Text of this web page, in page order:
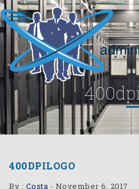
400DPILOGO
By : Costa - November 6, 2017